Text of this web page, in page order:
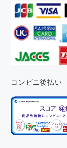
コンビニ後払い